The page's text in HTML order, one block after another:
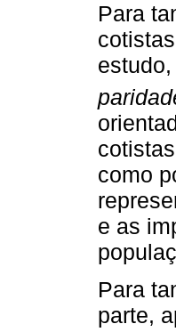
Para
como
e as
Para
parte,